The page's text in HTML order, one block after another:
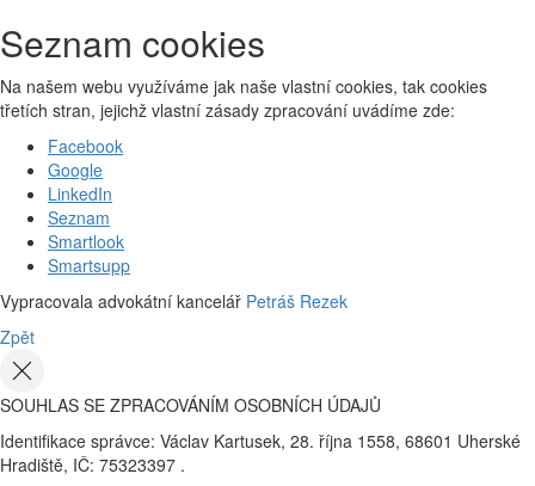
Seznam cookies
Na našem webu využíváme jak naše vlastní cookies, tak cookies
třetích stran, jejichž vlastní zásady zpracování uvádíme zde:
Facebook
Google
LinkedIn
Seznam
Smartlook
Smartsupp
Vypracovala advokátní kancelář Petráš Rezek
Zpět
SOUHLAS SE ZPRACOVÁNÍM OSOBNÍCH ÚDAJŮ
Identifikace správce: Václav Kartusek, 28. října 1558, 68601 Uherské
Hradiště, IČ: 75323397 .